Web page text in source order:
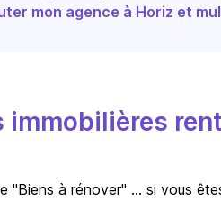
mon agence à Horiz et
immobilières
"Biens à rénover" … si vous